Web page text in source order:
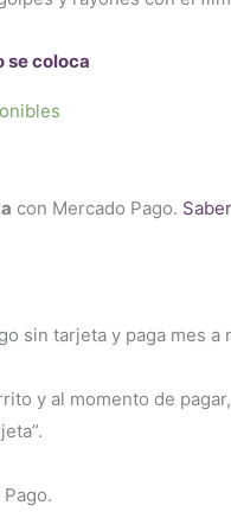
se coloca
con Mercado Pago.
sin tarjeta y paga mes a
y al momento de